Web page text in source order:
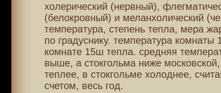
холерический (нервный),
(белокровный) и меланхолический
температура, степень тепла, мера
по градуснику. температура комнаты
комнате 15ш тепла. средняя
выше, а стокгольма ниже
теплее, в стокгольме холоднее,
счетом, весь год.